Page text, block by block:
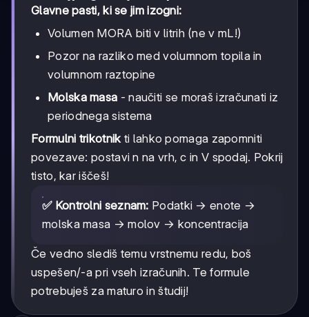
Glavne pasti, ki se jim izogni:
Volumen MORA biti v litrih (ne v mL!)
Pozor na razliko med volumnom topila in
volumnom raztopine
Molska masa - naučiti se moraš izračunati iz
periodnega sistema
Formulni trikotnikti lahko pomaga zapomniti
povezave: postavi n na vrh, c in V spodaj. Pokrij
tisto, kar iščeš!
✅ Kontrolni seznam: Podatki → enote →
molska masa → molov → koncentracija
Če vedno slediš temu vrstnemu redu, boš
uspešen/-a pri vseh izračunih. Te formule
potrebuješ za maturo in študij!